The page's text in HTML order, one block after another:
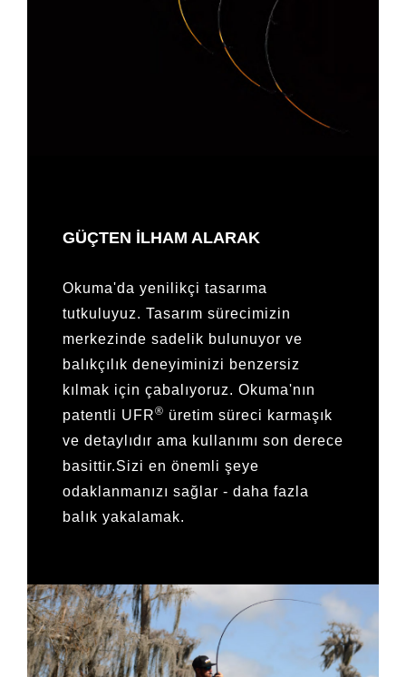
GÜÇTEN ILHAM ALARAK
Okuma'da yenilikçi tasarıma
tutkuluyuz. Tasarım sürecimizin
merkezinde sadelik bulunuyor ve
balıkçılık deneyiminizi benzersiz
kılmak için çabalıyoruz. Okuma'nın
patentli UFR® üretim süreci karmaşık
ve detaylıdır ama kullanımı son derece
basittir.Sizi en önemli şeye
odaklanmanızı sağlar - daha fazla
balık yakalamak.